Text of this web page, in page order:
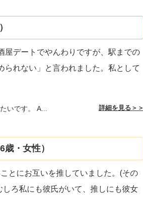
デートでやんわりですが、駅までの
られない」と言われました。私として
いです。 A... 詳細を見る＞＞
・女性）
とにお互いを推していました。(その
ろ私にも彼氏がいて、推しにも彼女